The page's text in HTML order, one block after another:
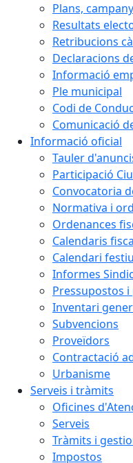
Plans,
Resultats
Retribucions
Declaracions
Informació
Ple municipal
Codi de
Comunicació
Informació oficial
Tauler
Participació
Convocatoria
Normativa i
Ordenances
Calendaris
Calendari
Informes
Pressupostos
Inventari
Subvencions
Proveïdors
Contractació
Urbanisme
Serveis i tràmits
Oficines
Serveis
Tràmits i
Impostos